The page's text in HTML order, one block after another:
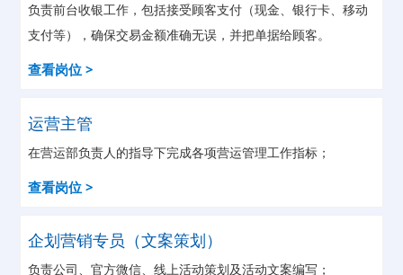
负责前台收银工作，包括接受顾客支付（现金、银行卡、移动
支付等），确保交易金额准确无误，并把单据给顾客。
查看岗位 >
运营主管
在营运部负责人的指导下完成各项营运管理工作指标；
查看岗位 >
企划营销专员（文案策划）
负责公司、官方微信、线上活动策划及活动文案编写；